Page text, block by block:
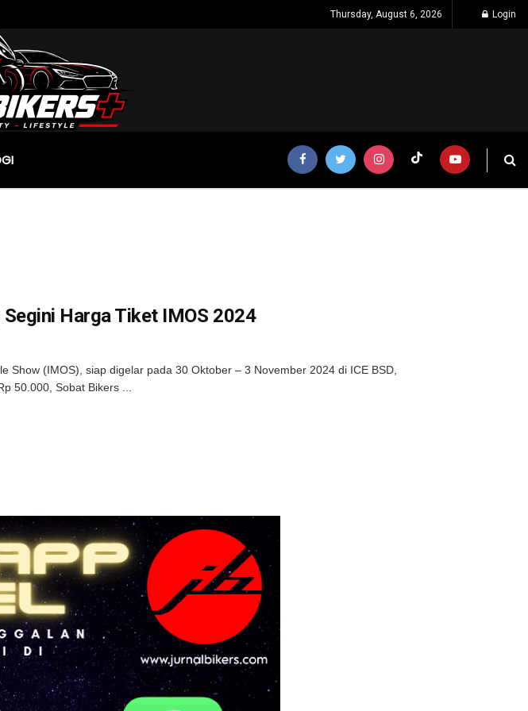
Thursday, August 6, 2026 Login
Harga Tiket IMOS 2024
Show (IMOS), siap digelar pada 30 Oktober – 3 November 2024 di ICE BSD,
50.000, Sobat Bikers ...